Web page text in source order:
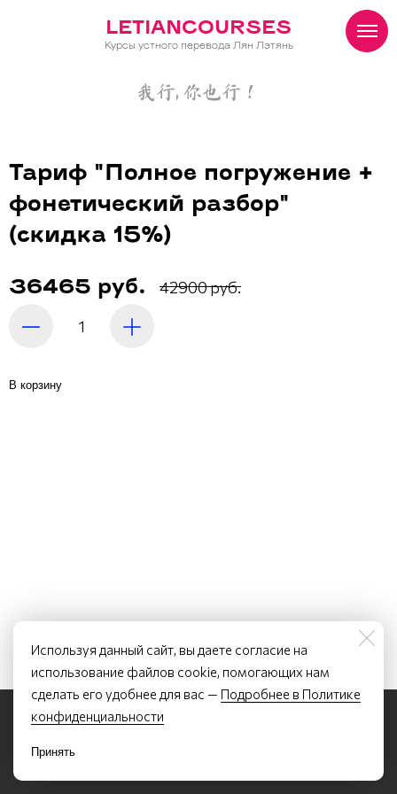
LETIANCOURSES
Курсы устного перевода Лян Лэтянь
我行, 你也行！
Тариф "Полное погружение +
фонетический разбор"
(скидка 15%)
36465 руб. 42900 руб.
В корзину
Используя данный сайт, вы даете согласие на
использование файлов cookie, помогающих нам
сделать его удобнее для вас — Подробнее в Политике
конфиденциальности
Принять
©2022 - 2026 Курсы устного перевода и китайского языка Лян Лэтянь
По всем вопросам обращаться по почте: